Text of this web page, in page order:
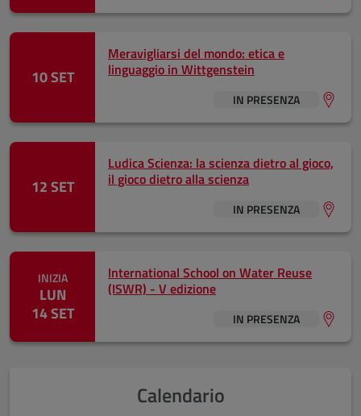
10 SET
Meravigliarsi del mondo: etica e
linguaggio in Wittgenstein
IN PRESENZA
12 SET
Ludica Scienza: la scienza dietro al gioco,
il gioco dietro alla scienza
IN PRESENZA
INIZIA
LUN
14 SET
International School on Water Reuse
(ISWR) - V edizione
IN PRESENZA
Calendario